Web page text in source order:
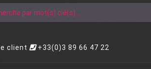
client +33(0)3 89 66 47 22